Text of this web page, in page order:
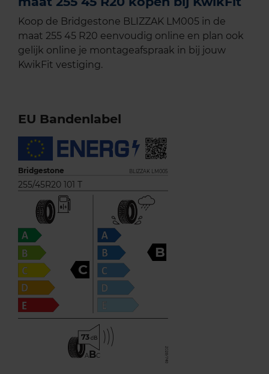
Koop de Bridgestone BLIZZAK LM005 in de
maat 255 45 R20 eenvoudig online en plan ook
gelijk online je montageafspraak in bij jouw
KwikFit vestiging.
EU Bandenlabel
Bridgestone BLIZZAK LM005
255/45R20 101 T
C
B
73
ABC